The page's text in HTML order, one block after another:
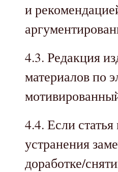
и
4.3. Редакция
материалов по
4.4. Если
устранения
доработке/